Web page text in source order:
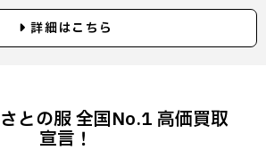
詳細はこちら
との服 全国No.1 高価買取
宣言！